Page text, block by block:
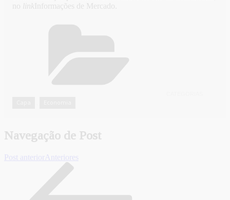
no link Informações de Mercado.
Navegação de Post
Post anterior Anteriores